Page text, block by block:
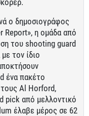
ο δημοσιογράφος
Report», η ομάδα από
του shooting guard
τον ίδιο
ένα πακέτο
Al Horford,
pick από μελλοντικό
έλαβε μέρος σε 62